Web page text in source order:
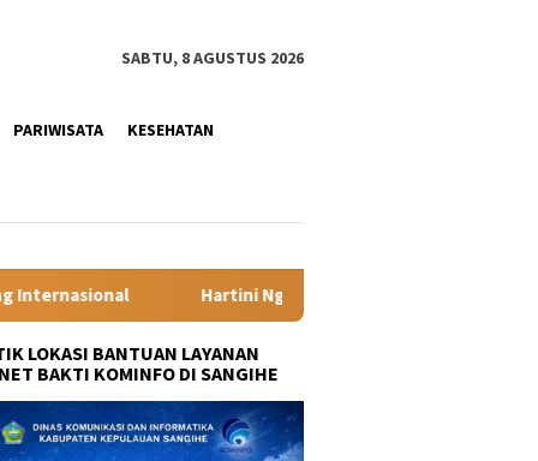
SABTU, 8 AGUSTUS 2026
PARIWISATA KESEHATAN
Pacu Transformasi SMKN 1 Langowan, Perkuat
LOKASI BANTUAN LAYANAN
BAKTI KOMINFO DI SANGIHE